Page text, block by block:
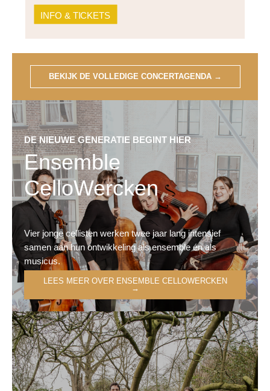
INFO & TICKETS
BEKIJK DE VOLLEDIGE CONCERTAGENDA →
DE NIEUWE GENERATIE BEGINT HIER
Ensemble
CelloWercken
Vier jonge cellisten werken twee jaar lang intensief
samen aan hun ontwikkeling als ensemble én als
musicus.
LEES MEER OVER ENSEMBLE CELLOWERCKEN
→